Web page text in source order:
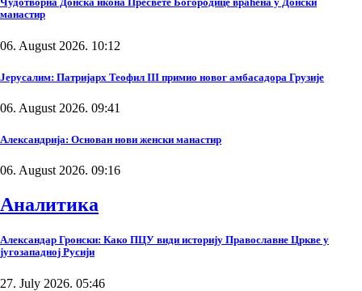
манастир
06. August 2026. 10:12
Јерусалим: Патријарх Теофил III примио новог амбасадора Грузије
06. August 2026. 09:41
Александрија: Основан нови женски манастир
06. August 2026. 09:16
Аналитика
Александар Гронски: Како ПЦУ види историју Православне Цркве у
југозападној Русији
27. July 2026. 05:46